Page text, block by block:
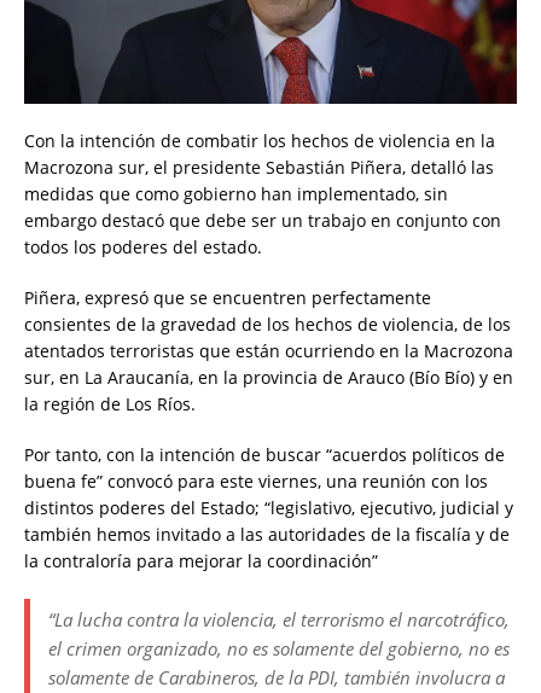
Con la intención de combatir los hechos de violencia en la
Macrozona sur, el presidente Sebastián Piñera, detalló las
medidas que como gobierno han implementado, sin
embargo destacó que debe ser un trabajo en conjunto con
todos los poderes del estado.
Piñera, expresó que se encuentren perfectamente
consientes de la gravedad de los hechos de violencia, de los
atentados terroristas que están ocurriendo en la Macrozona
sur, en La Araucanía, en la provincia de Arauco (Bío Bío) y en
la región de Los Ríos.
Por tanto, con la intención de buscar “acuerdos políticos de
buena fe” convocó para este viernes, una reunión con los
distintos poderes del Estado; “legislativo, ejecutivo, judicial y
también hemos invitado a las autoridades de la fiscalía y de
la contraloría para mejorar la coordinación”
“La lucha contra la violencia, el terrorismo el narcotráfico,
el crimen organizado, no es solamente del gobierno, no es
solamente de Carabineros, de la PDI, también involucra a